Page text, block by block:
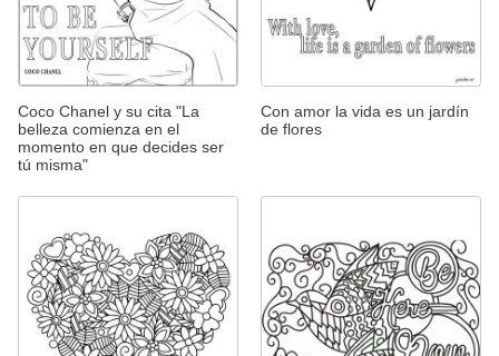
Coco Chanel y su cita "La
belleza comienza en el
momento en que decides ser
tú misma"
Con amor la vida es un jardín
de flores